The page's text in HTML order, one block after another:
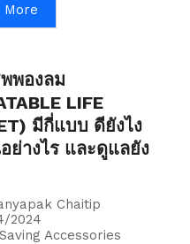
More
พองลม
LIFE
มีกี่แบบ ดียังไง
ย่างไร และดูแลยัง
Chaitip
2024
Accessories